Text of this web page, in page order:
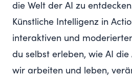
die Welt der AI zu
Künstliche Intelligenz in
interaktiven und
du selbst erleben, wie AI die
wir arbeiten und leben,